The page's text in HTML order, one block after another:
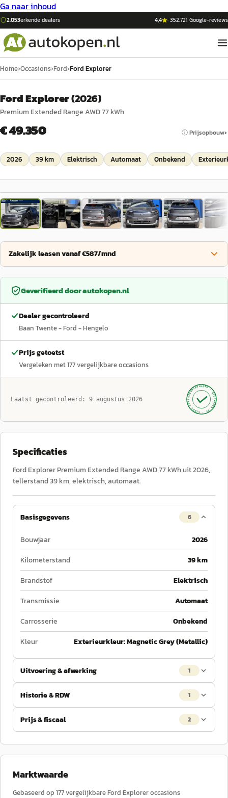
Ga naar inhoud
2.053erkende dealers 4,4 ·352.721 Google-reviews
Home›Occasions›Ford›Ford Explorer
Ford Explorer(2026)
Premium Extended Range AWD 77 kWh
€ 49.350 ⓘ Prijsopbouw
2026 39 km Elektrisch Automaat Onbekend
1/37
Zakelijk leasen vanaf €587/mnd
Geverifieerd doorautokopen.nl
Dealer gecontroleerd
Baan Twente - Ford - Hengelo
Prijs getoetst
Vergeleken met177vergelijkbare occasions
Laatst gecontroleerd: 9 augustus 2026 GECONTROLEERD ·
AUTOKOPEN.NL
· SINDS 1999 ·
Specificaties
Ford Explorer Premium Extended Range AWD 77 kWh uit 2026,
tellerstand 39 km, elektrisch, automaat.
Basisgegevens 6
Bouwjaar
2026
Kilometerstand
39 km
Brandstof
Elektrisch
Transmissie
Automaat
Carrosserie
Onbekend
Kleur
Exterieurkleur: Magnetic Grey (Metallic)
Uitvoering & afwerking 1
Historie & RDW 1
Prijs & fiscaal 2
Marktwaarde
Gebaseerd op 177vergelijkbareFord Exploreroccasions